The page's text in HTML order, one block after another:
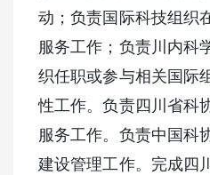
动；负责国际科技组织
服务工作；负责川内科
织任职或参与相关国际
性工作。负责四川省科
服务工作。负责中国科
建设管理工作。完成四